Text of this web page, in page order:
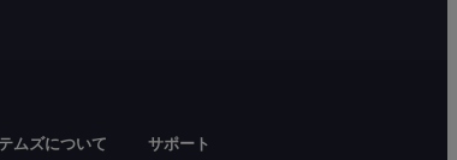
ムズについて サポート